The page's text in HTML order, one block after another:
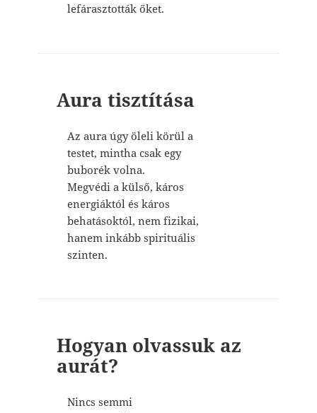
lefárasztották őket.
Aura tisztítása
Az aura úgy öleli körül a
testet, mintha csak egy
buborék volna.
Megvédi a külső, káros
energiáktól és káros
behatásoktól, nem fizikai,
hanem inkább spirituális
szinten.
Hogyan olvassuk az
aurát?
Nincs semmi